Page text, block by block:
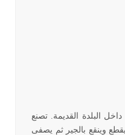
البلدة القديمة. تصنع
وينقع بالجير ثم يصفى